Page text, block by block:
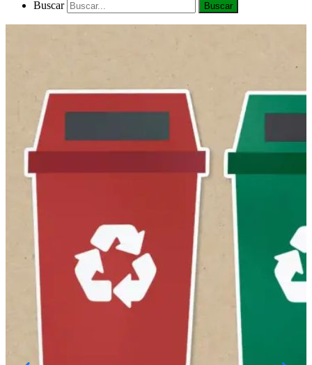
Buscar
Buscar
Huila será el escenario de GovTech 2026
Ver Más